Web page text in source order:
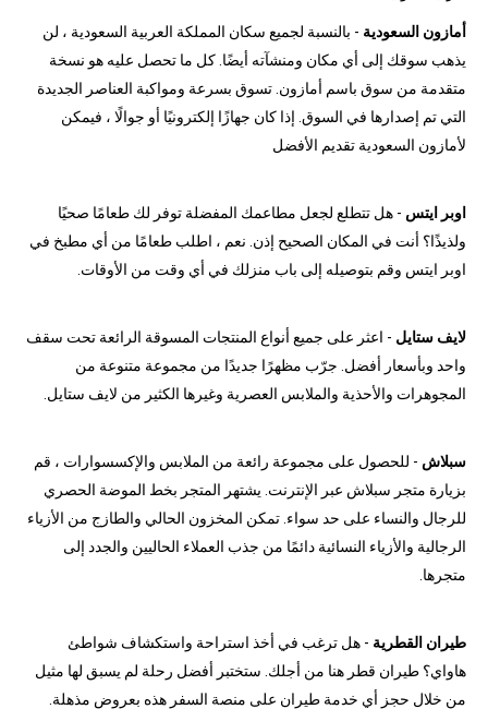
أمازون السعودية - بالنسبة لجميع سكان المملكة العربية السعودية ، لن
يذهب سوقك إلى أي مكان ومنشآته أيضًا. كل ما تحصل عليه هو نسخة
متقدمة من سوق باسم أمازون. تسوق بسرعة ومواكبة العناصر الجديدة
التي تم إصدارها في السوق. إذا كان جهازًا إلكترونيًا أو جوالًا ، فيمكن
لأمازون السعودية تقديم الأفضل
اوبر ايتس - هل تتطلع لجعل مطاعمك المفضلة توفر لك طعامًا صحيًا
ولذيذًا؟ أنت في المكان الصحيح إذن. نعم ، اطلب طعامًا من أي مطبخ في
اوبر ايتس وقم بتوصيله إلى باب منزلك في أي وقت من الأوقات.
لايف ستايل - اعثر على جميع أنواع المنتجات المسوقة الرائعة تحت سقف
واحد وبأسعار أفضل. جرّب مظهرًا جديدًا من مجموعة متنوعة من
المجوهرات والأحذية والملابس العصرية وغيرها الكثير من لايف ستايل.
سبلاش - للحصول على مجموعة رائعة من الملابس والإكسسوارات ، قم
بزيارة متجر سبلاش عبر الإنترنت. يشتهر المتجر بخط الموضة الحصري
للرجال والنساء على حد سواء. تمكن المخزون الحالي والطازج من الأزياء
الرجالية والأزياء النسائية دائمًا من جذب العملاء الحاليين والجدد إلى
متجرها.
طيران القطرية - هل ترغب في أخذ استراحة واستكشاف شواطئ
هاواي؟ طيران قطر هنا من أجلك. ستختبر أفضل رحلة لم يسبق لها مثيل
من خلال حجز أي خدمة طيران على منصة السفر هذه بعروض مذهلة.